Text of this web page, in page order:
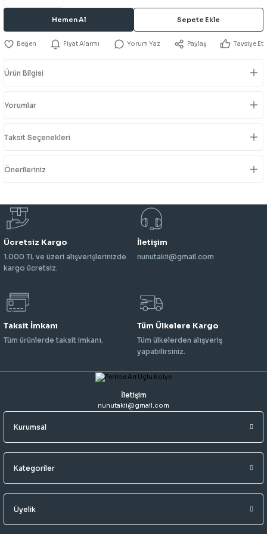
Hemen Al Sepete Ekle
Fiyat Alarmı Yorum Yaz Paylaş Tavsiye Et
Ürün Bilgisi
Yorumlar
Taksit Seçenekleri
Önerileriniz
Ücretsiz Kargo
1.000 TL ve üzeri alışverişlerinizde
kargo ücretsiz.
İletişim
nunutakii@gmail.com
Taksit İmkanı
Tüm ürünlerde taksit imkanı.
Tüm Ülkelere Kargo
Tüm ülkelerden alışveriş
yapabilirsiniz.
İletişim
nunutakii@gmail.com
Kurumsal
Kategoriler
Üyelik